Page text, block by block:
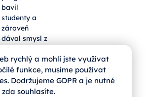
bavil
studenty a
zároveň
dával smysl z
výuky?
Sousední
bavorský
okres
rychlý a mohli jste využívat
funkce, musíme používat
Dodržujeme GDPR a je nutné
souhlasíte.